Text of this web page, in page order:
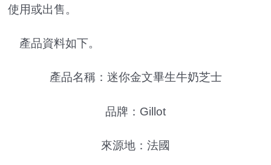
使用或出售。
產品資料如下。
產品名稱：迷你金文畢生牛奶芝士
品牌：Gillot
來源地：法國